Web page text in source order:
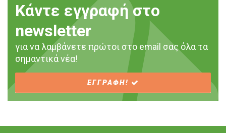
Κάντε εγγραφή στο
newsletter
για να λαμβάνετε πρώτοι στο email σας όλα τα
σημαντικά νέα!
ΕΓΓΡΑΦΗ!